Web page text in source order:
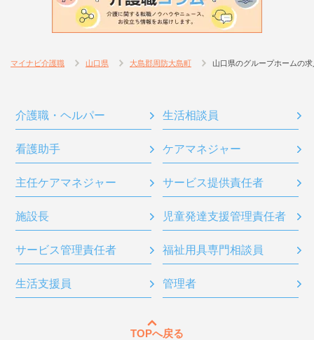
マイナビ介護職 山口県 大島郡周防大島町 山口県のグループホームの
介護職・ヘルパー 生活相談員
看護助手 ケアマネジャー
主任ケアマネジャー サービス提供責任者
施設長 児童発達支援管理責任者
サービス管理責任者 福祉用具専門相談員
生活支援員 管理者
TOPへ戻る